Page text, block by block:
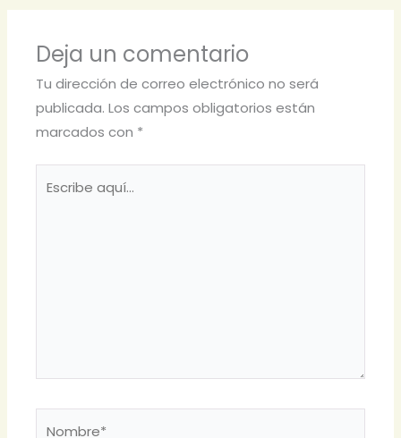
Deja un comentario
Tu dirección de correo electrónico no será
publicada. Los campos obligatorios están
marcados con *